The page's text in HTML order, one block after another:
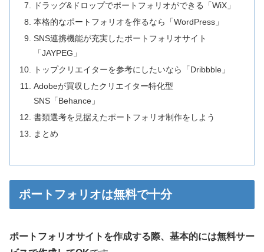
ドラッグ&ドロップでポートフォリオができる「WiX」
本格的なポートフォリオを作るなら「WordPress」
SNS連携機能が充実したポートフォリオサイト
「JAYPEG」
トップクリエイターを参考にしたいなら「Dribbble」
Adobeが買収したクリエイター特化型
SNS「Behance」
書類選考を見据えたポートフォリオ制作をしよう
まとめ
ポートフォリオは無料で十分
ポートフォリオサイトを作成する際、基本的には無料サー